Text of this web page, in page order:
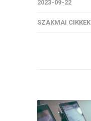
2023-09-22
SZAKMAI CIKKEK